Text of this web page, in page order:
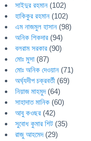
সাইদুর রহমান (102)
হাকিকুর রহমান (102)
এম নাজমুল হাসান (98)
অনিক শিকদার (94)
বলরাম সরকার (90)
মোঃ মুসা (87)
মোঃ অনিক দেওয়ান (71)
অর্ঘ্যদীপ চক্রবর্তী (69)
নিয়াজ মাহমুদ(64)
সাহাদাত মানিক (60)
আবু কওছর (42)
সুবোধ কুমার শিট (35)
রাজু আহমেদ(29)